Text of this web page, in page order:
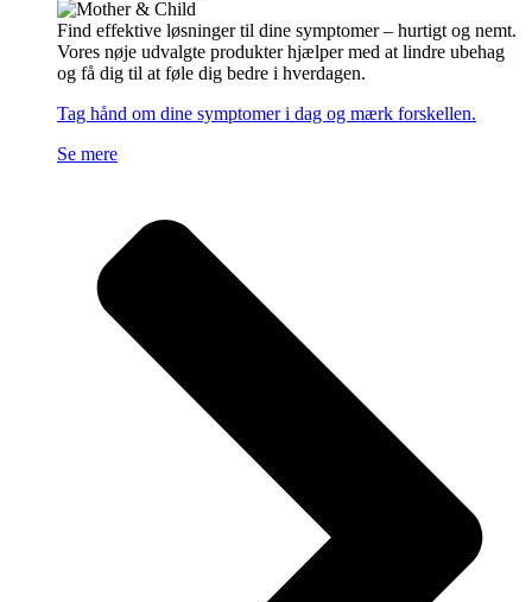
Find effektive løsninger til dine symptomer – hurtigt og nemt.
Vores nøje udvalgte produkter hjælper med at lindre ubehag
og få dig til at føle dig bedre i hverdagen.
Tag hånd om dine symptomer i dag og mærk forskellen.
Se mere